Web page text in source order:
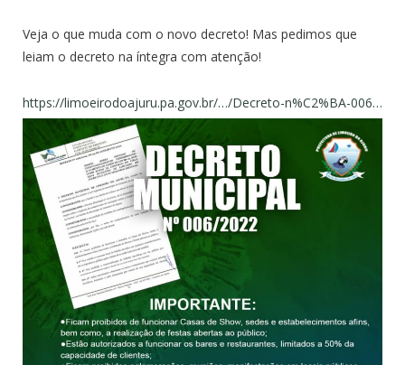
Veja o que muda com o novo decreto! Mas pedimos que
leiam o decreto na íntegra com atenção!
https://limoeirodoajuru.pa.gov.br/…/Decreto-n%C2%BA-006…